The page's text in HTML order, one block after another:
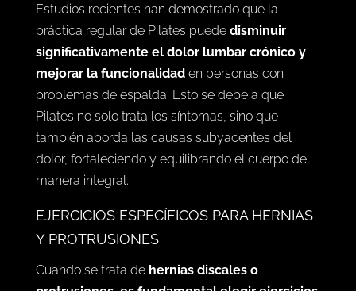
Estudios recientes han demostrado que la
práctica regular de Pilates puede disminuir
significativamente el dolor lumbar crónico y
mejorar la funcionalidaden personas con
problemas de espalda. Esto se debe a que
Pilates no solo trata los síntomas, sino que
también aborda las causas subyacentes del
dolor, fortaleciendo y equilibrando el cuerpo de
manera integral.
EJERCICIOS ESPECÍFICOS PARA HERNIAS
Y PROTRUSIONES
Cuando se trata de hernias discales o